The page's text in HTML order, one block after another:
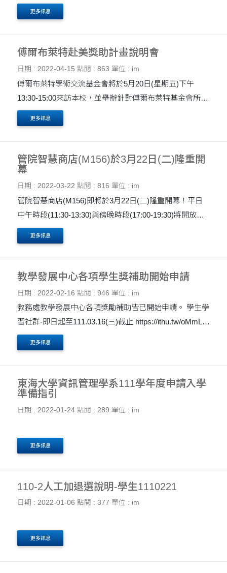
投稿截止時間延長至 2022/5/15，海報摘要延長至
2022/6/3。 The International Conference on International
Colle....
更多訊息
傅爾布萊特赴美獎助計畫說明會
日期 : 2022-04-15 點閱 : 863 單位 : im
傅爾布萊特學術交流基金會將於5月20日(星期五)下午
13:30-15:00來訪本校，並舉辦針對傅爾布萊特基金會所提
供的各項赴美進行專業研究/就讀碩博/華語教學等獎補助
金的介紹及申請說明，獎補助金清單及活動海報請參閱附
件....
更多訊息
管院智慧商店(M156)於3月22日(二)隆重開
幕
日期 : 2022-03-22 點閱 : 816 單位 : im
管院智慧商店(M156)即將於3月22日(二)隆重開幕！平日
中午時段(11:30-13:30)與傍晚時段(17:00-19:30)將開放空
間，歡迎全校師生蒞臨用餐，體驗全新服務。
更多訊息
教學發展中心各項學生獎補助開始申請
日期 : 2022-02-16 點閱 : 946 單位 : im
教務處教學發展中心各項獎勵補助皆已開始申請。 學生學
習社群-即日起至111.03.16(三)截止 https://ithu.tw/oMmLA​
專業證照獎勵-即日起至111.04.11(一)截止
https://ithu.tw/Sbqje 校外競賽獎勵-即日起至111.05.02(一)
截止 https:/....
更多訊息
東海大學資訊管理學系111學年度申請入學
準備指引
日期 : 2022-01-24 點閱 : 289 單位 : im
更多訊息
110-2人工加退選說明-學生1110221
日期 : 2022-01-06 點閱 : 377 單位 : im
更多訊息